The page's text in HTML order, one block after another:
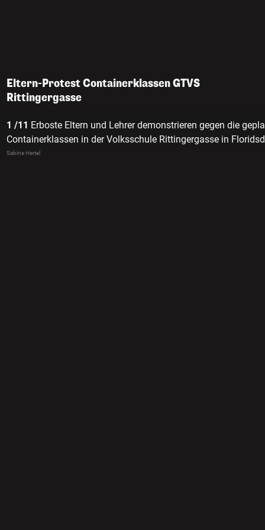
Eltern-Protest Containerklassen GTVS
Rittingergasse
1 /11 Erboste Eltern und Lehrer demonstrieren gegen die
Containerklassen in der Volksschule Rittingergasse in
Sabine Hertel